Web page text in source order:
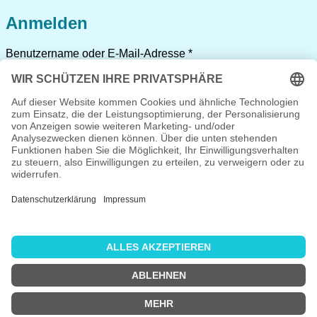
Anmelden
Benutzername oder E-Mail-Adresse *Erforderlich
Angemeldet bleiben Anmelden
Passwort vergessen?
Registrieren
Erforderlich
E-Mail-Adresse*
Passwort*Erforderlich
Ich habe dieDatenschutzerklärunggelesen und stimme
ihr zu.